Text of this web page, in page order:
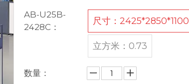
AB-U25B-
2428C：
尺寸：2425*2850*1100
立方米：0.73
数量：